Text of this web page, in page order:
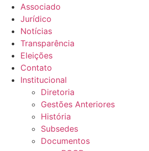
Associado
Jurídico
Notícias
Transparência
Eleições
Contato
Institucional
Diretoria
Gestões Anteriores
História
Subsedes
Documentos